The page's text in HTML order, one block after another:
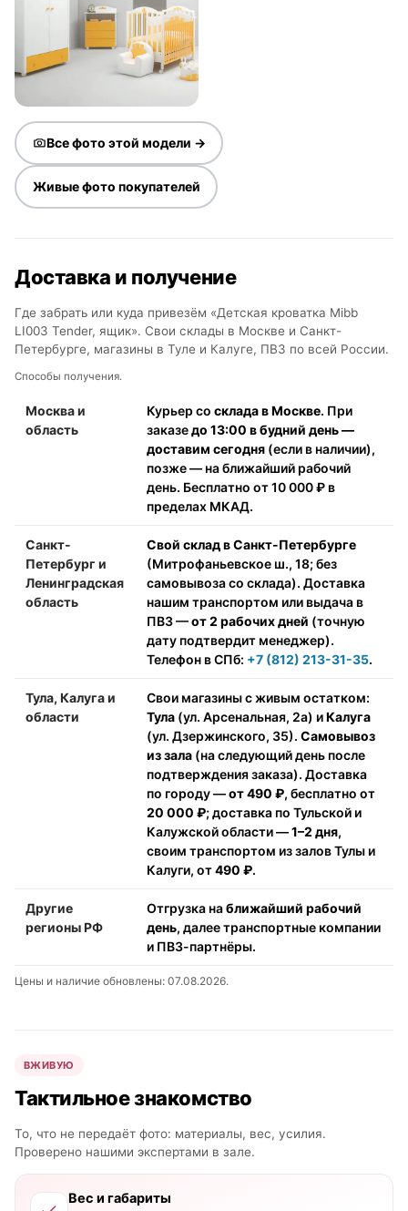
Все фото этой модели →
Живые фото покупателей
Доставка и получение
Где забрать или куда привезём «Детская кроватка Mibb
LI003 Tender, ящик». Свои склады в Москве и Санкт-
Петербурге, магазины в Туле и Калуге, ПВЗ по всей России.
Способы получения.
Москва и
область
Курьер со склада в Москве. При
заказедо 13:00 в будний день —
доставим сегодня (если в наличии),
позже — на ближайший рабочий
день. Бесплатно от 10 000 ₽ в
пределах МКАД.
Санкт-
Петербург и
Ленинградская
область
Свой склад в Санкт-Петербурге
(Митрофаньевское ш., 18; без
самовывоза со склада). Доставка
нашим транспортом или выдача в
ПВЗ —от 2 рабочих дней (точную
дату подтвердит менеджер).
Телефон в СПб: +7 (812) 213-31-35.
Тула, Калуга и
области
Свои магазины с живым остатком:
Тула (ул. Арсенальная, 2а) иКалуга
(ул. Дзержинского, 35). Самовывоз
из зала (на следующий день после
подтверждения заказа). Доставка
по городу —от 490 ₽, бесплатно от
20 000 ₽; доставка по Тульской и
Калужской области —1–2 дня,
своим транспортом из залов Тулы и
Калуги, от490 ₽.
Другие
регионы РФ
Отгрузка наближайший рабочий
день, далее транспортные компании
и ПВЗ-партнёры.
Цены и наличие обновлены: 07.08.2026.
ВЖИВУЮ
Тактильное знакомство
То, что не передаёт фото: материалы, вес, усилия.
Проверено нашими экспертами в зале.
Вес и габариты